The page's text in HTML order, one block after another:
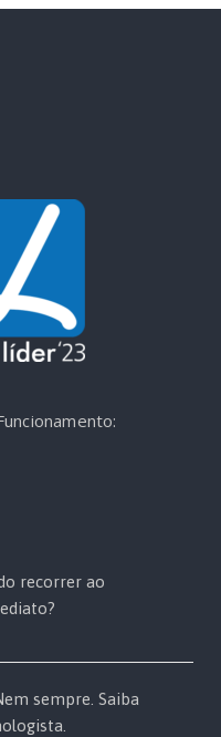
recorrer ao
sempre. Saiba